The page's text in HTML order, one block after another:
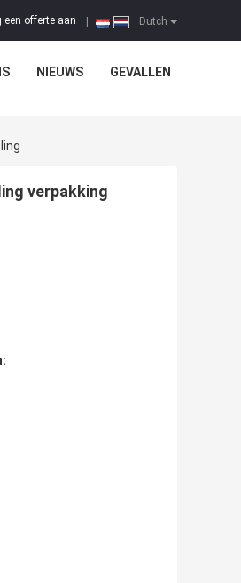
Dutch
een offerte aan
NIEUWS GEVALLEN
verpakking